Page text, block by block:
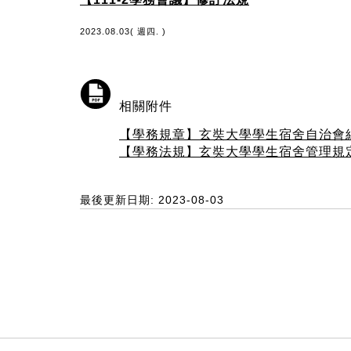
2023.08.03( 週四. )
相關附件
【學務規章】玄奘大學學生宿舍自治會
【學務法規】玄奘大學學生宿舍管理規
最後更新日期: 2023-08-03